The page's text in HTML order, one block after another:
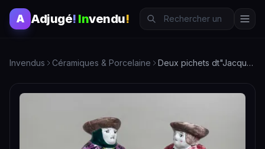
A Adjugé! Invendu!
Invendus Céramiques & Porcelaine Deux pichets dt"Jacquot" en faïence polychrome figurant un c…